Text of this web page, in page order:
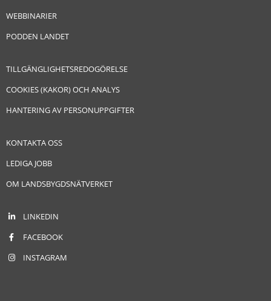
WEBBINARIER
PODDEN LANDET
TILLGÄNGLIGHETSREDOGÖRELSE
COOKIES (KAKOR) OCH ANALYS
HANTERING AV PERSONUPPGIFTER
KONTAKTA OSS
LEDIGA JOBB
OM LANDSBYGDSNÄTVERKET
LINKEDIN
FACEBOOK
INSTAGRAM